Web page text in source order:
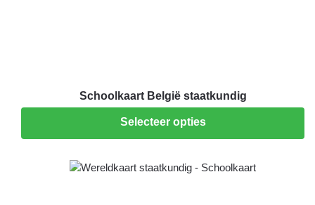
Schoolkaart België staatkundig
Selecteer opties